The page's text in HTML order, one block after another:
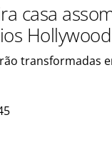
casa
Hollywood
transformadas